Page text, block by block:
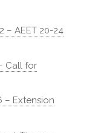
– AEET 20-24
Call for
– Extension